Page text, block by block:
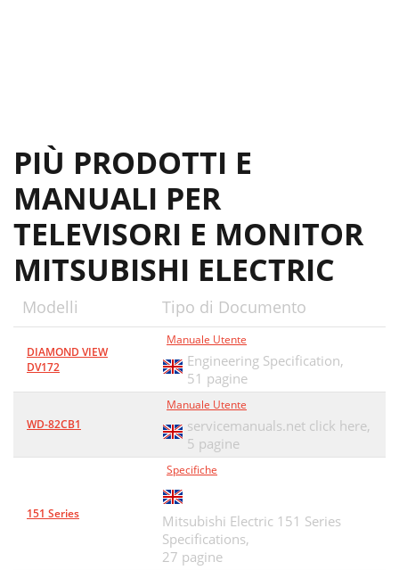
PIÙ PRODOTTI E
MANUALI PER
TELEVISORI E MONITOR
MITSUBISHI ELECTRIC
Modelli Tipo di Documento
DIAMOND VIEW
DV172
Manuale Utente
Engineering Specification,
51 pagine
WD-82CB1
Manuale Utente
servicemanuals.net click here,
5 pagine
151 Series
Specifiche
Mitsubishi Electric 151 Series
Specifications,
27 pagine